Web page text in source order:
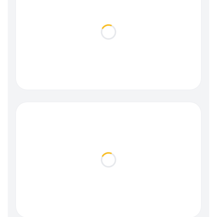
Loading...
Loading...